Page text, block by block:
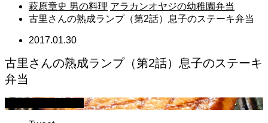
萩原章史 男の料理 アラカンオヤジの幼稚園弁当
古里さんの熟成ランプ（第2話）息子のステーキ弁当
2017.01.30
古里さんの熟成ランプ（第2話）息子のステーキ
弁当